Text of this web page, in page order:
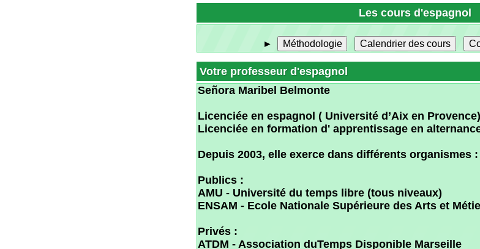
Señora Maribel Belmonte
Licenciée en formation d' apprentissage en alternance
Depuis 2003, elle exerce dans différents organismes :
Publics :
ENSAM - Ecole Nationale Supérieure des Arts et Métiers
Privés :
CLE - Centre de Langues Etrangères sur Pertuis (tous
Pour la joindre par Mail, cliquez ICI